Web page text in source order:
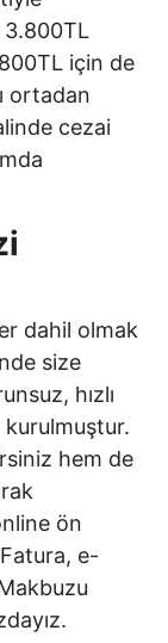
3.800TL
için de
ortadan
cezai
dahil olmak
size
hızlı
hem de
ön
e-